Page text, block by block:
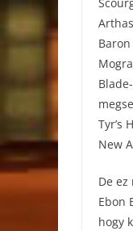
Tyr’s
New
De
Ebon
hogy